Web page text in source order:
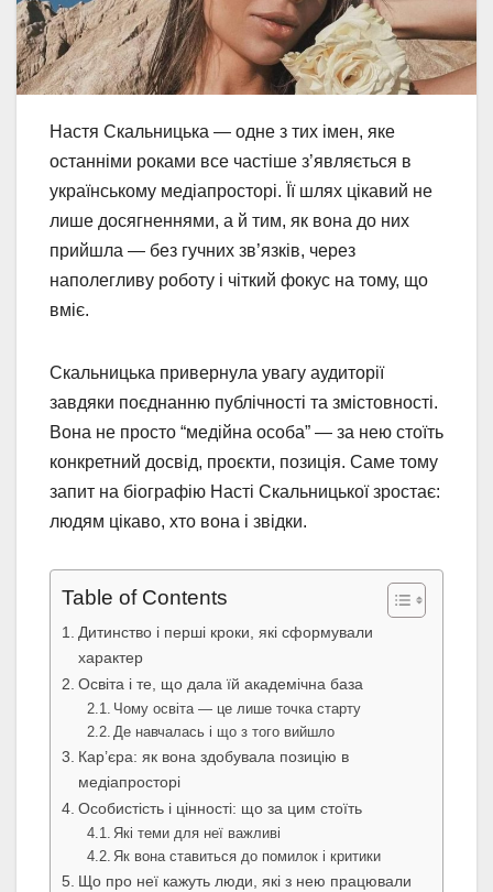
Настя Скальницька — одне з тих імен, яке
останніми роками все частіше з’являється в
українському медіапросторі. Її шлях цікавий не
лише досягненнями, а й тим, як вона до них
прийшла — без гучних зв’язків, через
наполегливу роботу і чіткий фокус на тому, що
вміє.
Скальницька привернула увагу аудиторії
завдяки поєднанню публічності та змістовності.
Вона не просто “медійна особа” — за нею стоїть
конкретний досвід, проєкти, позиція. Саме тому
запит на біографію Насті Скальницької зростає:
людям цікаво, хто вона і звідки.
Table of Contents
Дитинство і перші кроки, які сформували
характер
Освіта і те, що дала їй академічна база
Чому освіта — це лише точка старту
Де навчалась і що з того вийшло
Кар’єра: як вона здобувала позицію в
медіапросторі
Особистість і цінності: що за цим стоїть
Які теми для неї важливі
Як вона ставиться до помилок і критики
Що про неї кажуть люди, які з нею працювали